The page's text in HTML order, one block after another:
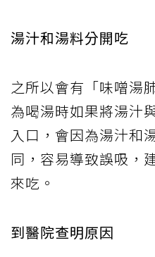
湯汁和湯料分開吃
之所以會有「味噌湯
為喝湯時如果將湯汁
入口，會因為湯汁和
同，容易導致誤吸，
來吃。
到醫院查明原因